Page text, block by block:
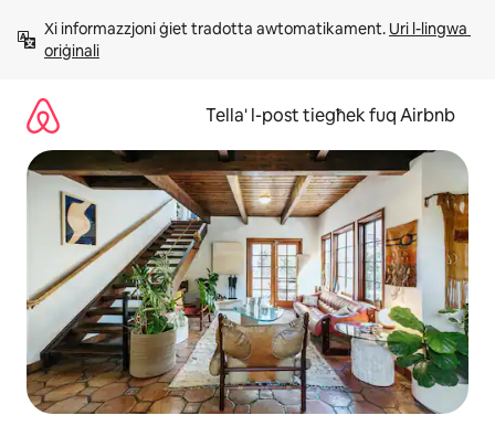
għall-
kontenut
Xi informazzjoni ġiet tradotta awtomatikament. Uri l-lingwa
oriġinali
Tella' l-post tiegħek fuq Airbnb